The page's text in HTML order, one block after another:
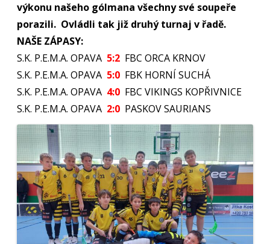
13.10.2024
KRNOV
výkonu našeho gólmana všechny své soupeře
porazili. Ovládli tak již druhý turnaj v řadě.
NAŠE ZÁPASY:
S.K. P.E.M.A. OPAVA 5:2 FBC ORCA KRNOV
S.K. P.E.M.A. OPAVA 5:0 FBK HORNÍ SUCHÁ
S.K. P.E.M.A. OPAVA 4:0 FBC VIKINGS KOPŘIVNICE
S.K. P.E.M.A. OPAVA 2:0 PASKOV SAURIANS